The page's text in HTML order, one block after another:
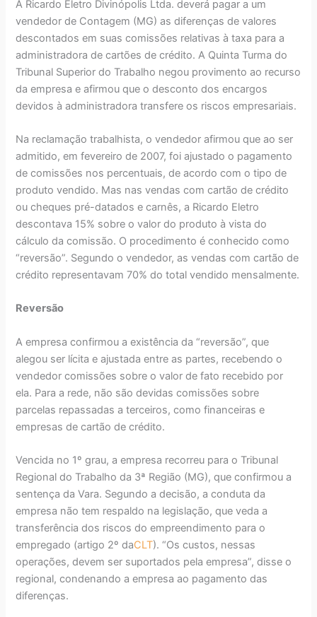
A Ricardo Eletro Divinópolis Ltda. deverá pagar a um
vendedor de Contagem (MG) as diferenças de valores
descontados em suas comissões relativas à taxa para a
administradora de cartões de crédito. A Quinta Turma do
Tribunal Superior do Trabalho negou provimento ao recurso
da empresa e afirmou que o desconto dos encargos
devidos à administradora transfere os riscos empresariais.
Na reclamação trabalhista, o vendedor afirmou que ao ser
admitido, em fevereiro de 2007, foi ajustado o pagamento
de comissões nos percentuais, de acordo com o tipo de
produto vendido. Mas nas vendas com cartão de crédito
ou cheques pré-datados e carnês, a Ricardo Eletro
descontava 15% sobre o valor do produto à vista do
cálculo da comissão. O procedimento é conhecido como
“reversão”. Segundo o vendedor, as vendas com cartão de
crédito representavam 70% do total vendido mensalmente.
Reversão
A empresa confirmou a existência da “reversão”, que
alegou ser lícita e ajustada entre as partes, recebendo o
vendedor comissões sobre o valor de fato recebido por
ela. Para a rede, não são devidas comissões sobre
parcelas repassadas a terceiros, como financeiras e
empresas de cartão de crédito.
Vencida no 1º grau, a empresa recorreu para o Tribunal
Regional do Trabalho da 3ª Região (MG), que confirmou a
sentença da Vara. Segundo a decisão, a conduta da
empresa não tem respaldo na legislação, que veda a
transferência dos riscos do empreendimento para o
empregado (artigo 2º daCLT). “Os custos, nessas
operações, devem ser suportados pela empresa”, disse o
regional, condenando a empresa ao pagamento das
diferenças.